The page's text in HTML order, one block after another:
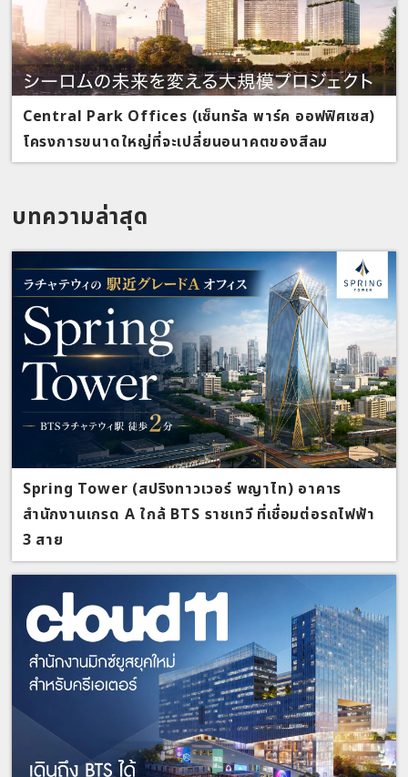
Central Park Offices (เซ็นทรัล พาร์ค ออฟฟิศเซส)
โครงการขนาดใหญ่ที่จะเปลี่ยนอนาคตของสีลม
บทความล่าสุด
Spring Tower (สปริงทาวเวอร์ พญาไท) อาคาร
สำนักงานเกรด A ใกล้ BTS ราชเทวี ที่เชื่อมต่อรถไฟฟ้า
3 สาย